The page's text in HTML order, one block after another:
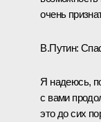
очень
В.Путин:
Я надеюсь,
с вами
это до сих